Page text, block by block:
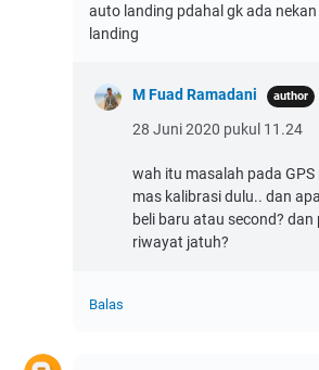
auto landing pdahal gk ada
landing
M Fuad Ramadani
28 Juni 2020 pukul 11.24
wah itu masalah pada
mas kalibrasi dulu.. dan
beli baru atau second? dan
riwayat jatuh?
Balas